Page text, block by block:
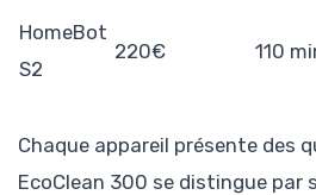
HomeBot
S2
220€ 110
Chaque appareil présente des
EcoClean 300 se distingue